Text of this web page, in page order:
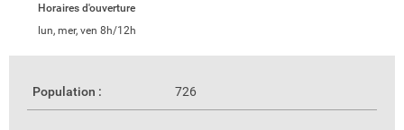
Horaires d'ouverture
lun, mer, ven 8h/12h
Population : 726